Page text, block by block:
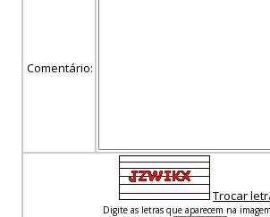
Comentário:
Trocar
Digite as letras que aparecem na